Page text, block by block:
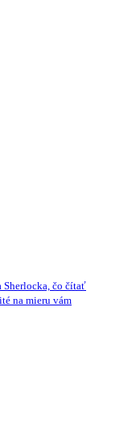
Sherlocka, čo čítať
na mieru vám